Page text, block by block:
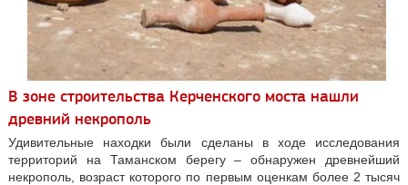
В зоне строительства Керченского моста нашли
древний некрополь
Удивительные находки были сделаны в ходе исследования
территорий на Таманском берегу – обнаружен древнейший
некрополь, возраст которого по первым оценкам более 2 тысяч